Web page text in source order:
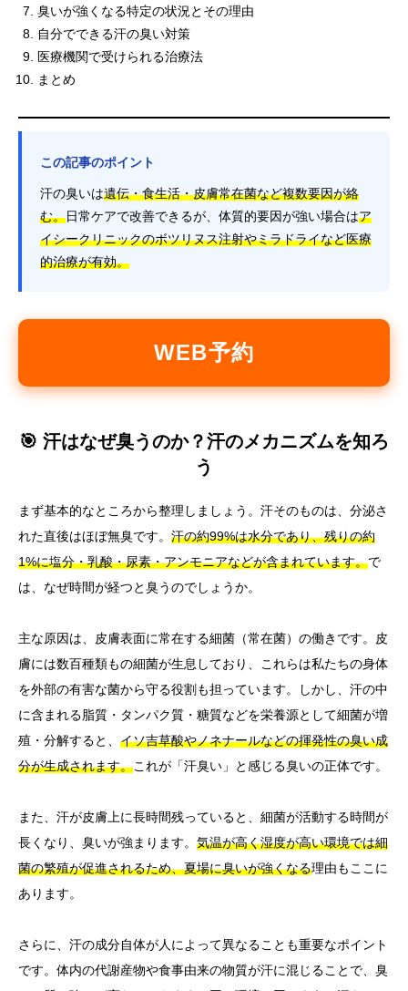
臭いが強くなる特定の状況とその理由
自分でできる汗の臭い対策
医療機関で受けられる治療法
まとめ
この記事のポイント
汗の臭いは遺伝・食生活・皮膚常在菌など複数要因が絡
む。日常ケアで改善できるが、体質的要因が強い場合はア
イシークリニックのボツリヌス注射やミラドライなど医療
的治療が有効。
WEB予約
🎯 汗はなぜ臭うのか？汗のメカニズムを知ろ
う
まず基本的なところから整理しましょう。汗そのものは、分泌さ
れた直後はほぼ無臭です。 汗の約99%は水分であり、残りの約
1%に塩分・乳酸・尿素・アンモニアなどが含まれています。で
は、なぜ時間が経つと臭うのでしょうか。
主な原因は、皮膚表面に常在する細菌（常在菌）の働きです。皮
膚には数百種類もの細菌が生息しており、これらは私たちの身体
を外部の有害な菌から守る役割も担っています。しかし、汗の中
に含まれる脂質・タンパク質・糖質などを栄養源として細菌が増
殖・分解すると、 イソ吉草酸やノネナールなどの揮発性の臭い成
分が生成されます。これが「汗臭い」と感じる臭いの正体です。
また、汗が皮膚上に長時間残っていると、細菌が活動する時間が
長くなり、臭いが強まります。 気温が高く湿度が高い環境では細
菌の繁殖が促進されるため、夏場に臭いが強くなる理由もここに
あります。
さらに、汗の成分自体が人によって異なることも重要なポイント
です。体内の代謝産物や食事由来の物質が汗に混じることで、臭